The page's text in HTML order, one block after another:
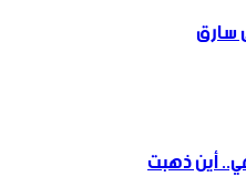
سارق
أين ذهبت